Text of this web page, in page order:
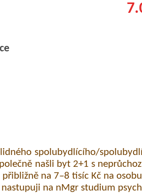
spolubydlícího/
našli byt 2+1 s
na 7–8 tisíc Kč na
na nMgr studium